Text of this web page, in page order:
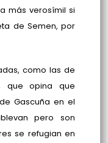
más verosímil si
de Semen, por
como las de
que opina que
Gascuña en el
pero son
se refugian en